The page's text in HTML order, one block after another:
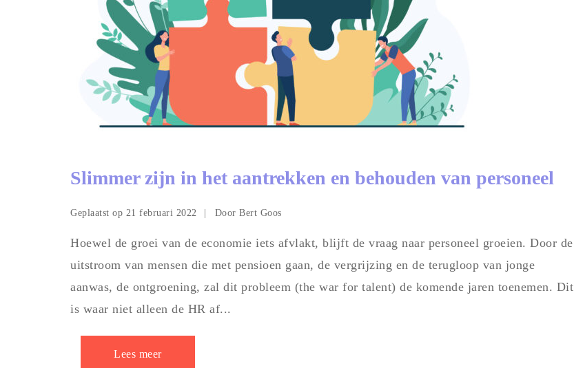
Slimmer zijn in het aantrekken en behouden van personeel
Geplaatst op 21 februari 2022 Door Bert Goos
Hoewel de groei van de economie iets afvlakt, blijft de vraag naar personeel groeien. Door de
uitstroom van mensen die met pensioen gaan, de vergrijzing en de terugloop van jonge
aanwas, de ontgroening, zal dit probleem (the war for talent) de komende jaren toenemen. Dit
is waar niet alleen de HR af...
Lees meer